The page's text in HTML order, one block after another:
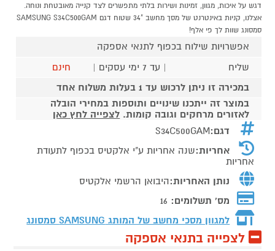
דגש על איכות, מגוון, זמינות ושירות בלתי מתפשרים לצד קנייה מאובטחת ונוחה.
אצלנו, קניות באינטרנט של מסך מחשב "34 שטוח דגם SAMSUNG S34C500GAM
סמסונג שוות לך פי אלף!
אפשרויות שילוח בכפוף לתנאי אספקה
שליח
| עד 7 ימי עסקים |
חינם
במכירה זו ניתן לרכוש עד 1 בעלות משלוח אחד
במוצר זה ייתכנו שינויים ותוספות במחירי הובלה
לאזורים מרחקים וגובה קומות. לצפייה לחץ כאן
דגם:S34C500GAM
אחריות:שנה אחריות ע"י אלקטיס בכפוף לתעודת
אחריות
נותן האחריות:היבואן הרשמי אלקטיס
מס' תשלומים: 16
למגוון מסכי מחשב של המותג SAMSUNG סמסונג
לצפייה בתנאי אספקה